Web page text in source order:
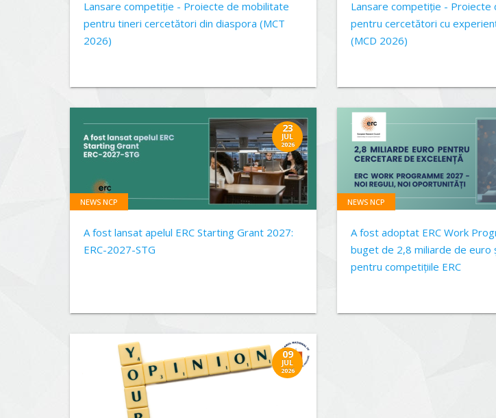
Lansare competiție - Proiecte de mobilitate
pentru tineri cercetători din diaspora (MCT
2026)
Lansare competiție - Proiecte
pentru cercetători cu
(MCD 2026)
23
JUL
2026
NEWS NCP
A fost lansat apelul ERC Starting Grant 2027:
ERC-2027-STG
NEWS NCP
A fost adoptat ERC Work
buget de 2,8 miliarde de euro
pentru competițiile ERC
09
JUL
2026